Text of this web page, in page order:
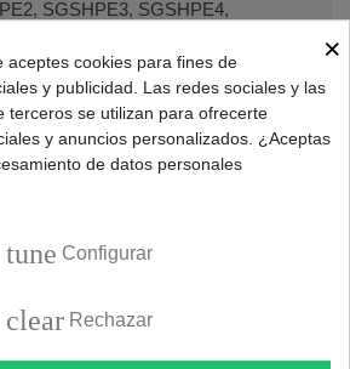
SGSHPE3, SGSHPE4,
SGSHPF2, SGSHPF3,
SGSHPF6, SGSHPF7,
SGSHPK2, SGSHPK3,
SGSHPK6, SGSHPN1,
SGSHPN4, SGVHPE1,
SGIIME2, SGIIME3, SGIIME4,
×
aceptes cookies para fines de
y publicidad. Las redes sociales y las
terceros se utilizan para ofrecerte
y anuncios personalizados. ¿Aceptas
de datos personales
tune Configurar
clear Rechazar